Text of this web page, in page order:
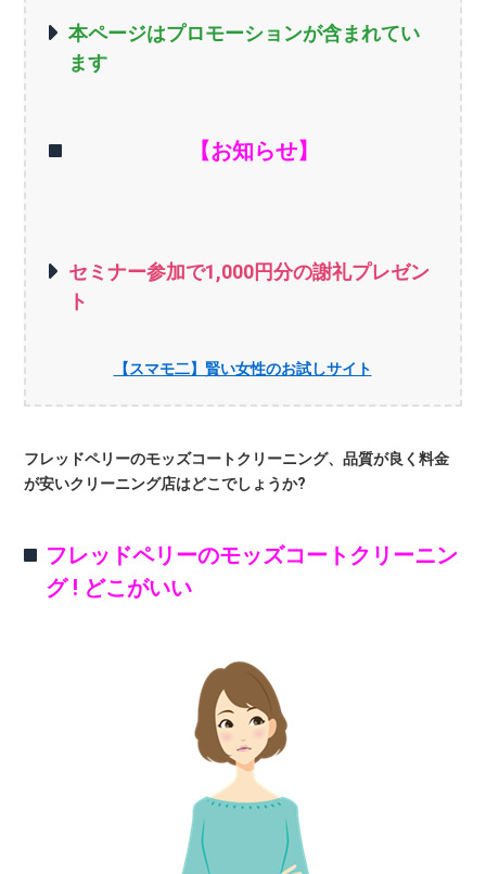
本ページはプロモーションが含まれてい
ます
【お知らせ】
セミナー参加で1,000円分の謝礼プレゼン
ト
【スマモ二】賢い女性のお試しサイト
フレッドペリーのモッズコートクリーニング、品質が良く料金
が安いクリーニング店はどこでしょうか?
フレッドペリーのモッズコートクリーニン
グ ! どこがいい